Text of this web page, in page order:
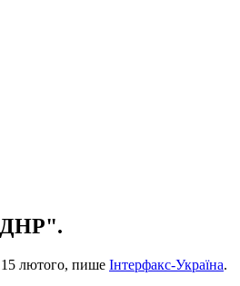
15 лютого, пише Інтерфакс-Україна.